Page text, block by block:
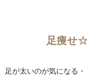
足痩せ
足が太いのが気になる